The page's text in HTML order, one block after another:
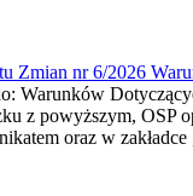
Zmian nr 6/2026
Warunków
z powyższym, OSP
oraz w